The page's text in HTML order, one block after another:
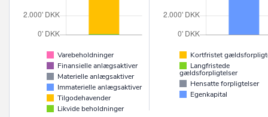
Varebeholdninger
Finansielle anlægsaktiver
Materielle anlægsaktiver
Immaterielle anlægsaktiver
Tilgodehavender
Likvide beholdninger
Kortfristet
Langfristede
gældsforpligtelser
Hensatte forpligtelser
Egenkapital